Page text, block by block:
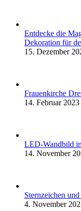
Entdecke die
Dekoration für
15. Dezember
Frauenkirche
14. Februar 2023
LED-Wandbild
14. November
Sternzeichen
4. November